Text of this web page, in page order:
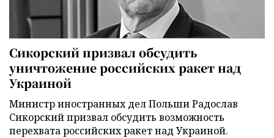
Сикорский призвал обсудить
уничтожение российских ракет над
Украиной
Министр иностранных дел Польши Радослав
Сикорский призвал обсудить возможность
перехвата российских ракет над Украиной.